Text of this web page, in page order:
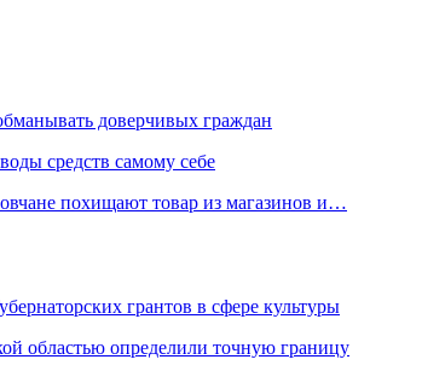
доверчивых граждан
средств самому себе
похищают товар из магазинов и…
грантов в сфере культуры
областью определили точную границу